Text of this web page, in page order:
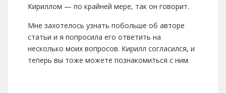
Кириллом — по крайней мере, так он говорит.
Мне захотелось узнать побольше об авторе
статьи и я попросила его ответить на
несколько моих вопросов. Кирилл согласился, и
теперь вы тоже можете познакомиться с ним.